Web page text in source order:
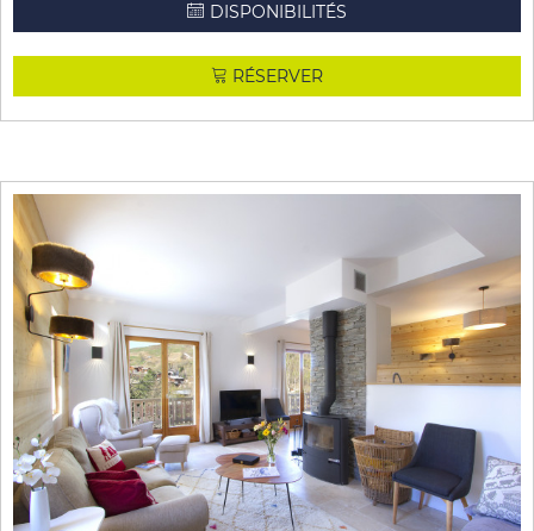
DISPONIBILITÉS
RÉSERVER